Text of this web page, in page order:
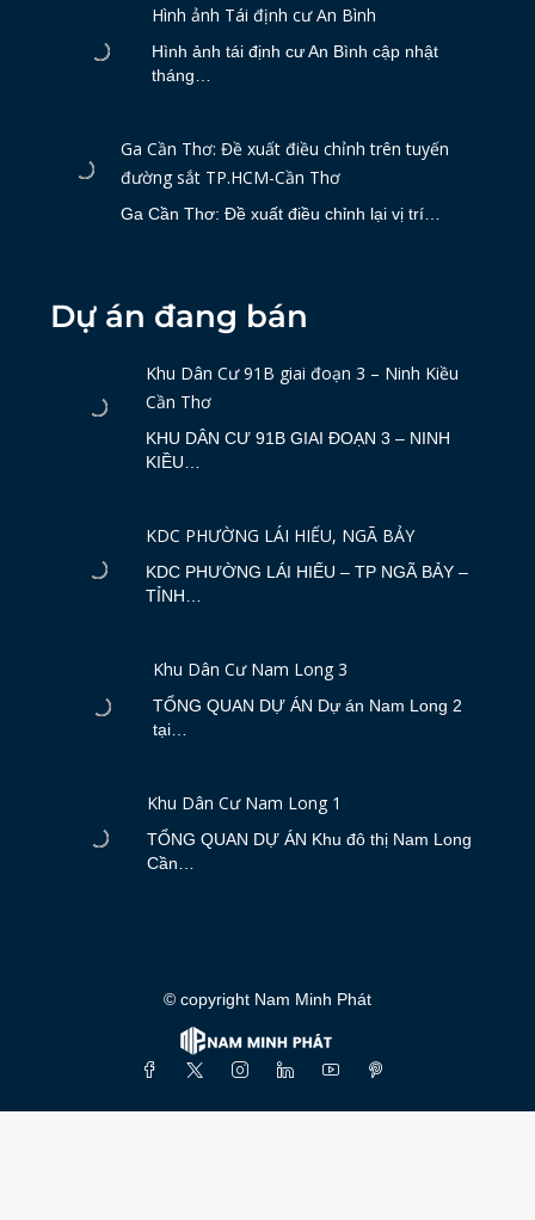
Hình ảnh Tái định cư An Bình
Hình ảnh tái định cư An Bình cập nhật
tháng…
Ga Cần Thơ: Đề xuất điều chỉnh trên tuyến
đường sắt TP.HCM-Cần Thơ
Ga Cần Thơ: Đề xuất điều chỉnh lại vị trí…
Dự án đang bán
Khu Dân Cư 91B giai đoạn 3 – Ninh Kiều
Cần Thơ
KHU DÂN CƯ 91B GIAI ĐOẠN 3 – NINH
KIỀU…
KDC PHƯỜNG LÁI HIẾU, NGÃ BẢY
KDC PHƯỜNG LÁI HIẾU – TP NGÃ BẢY –
TỈNH…
Khu Dân Cư Nam Long 3
TỔNG QUAN DỰ ÁN Dự án Nam Long 2
tại…
Khu Dân Cư Nam Long 1
TỔNG QUAN DỰ ÁN Khu đô thị Nam Long
Cần…
© copyright Nam Minh Phát